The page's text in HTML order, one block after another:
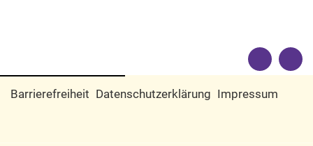
Barrierefreiheit Datenschutzerklärung Impressum